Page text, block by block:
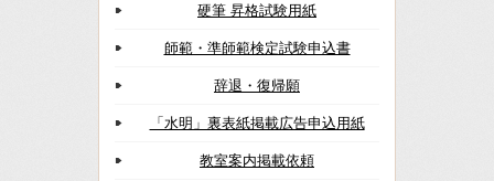
硬筆 昇格試験用紙
師範・準師範検定試験申込書
辞退・復帰願
「水明」裏表紙掲載広告申込用紙
教室案内掲載依頼